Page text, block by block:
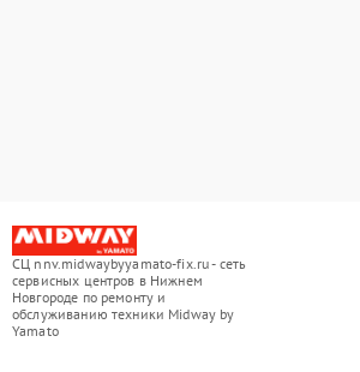
СЦ nnv.midwaybyyamato-fix.ru - сеть
сервисных центров в Нижнем
Новгороде по ремонту и
обслуживанию техники Midway by
Yamato